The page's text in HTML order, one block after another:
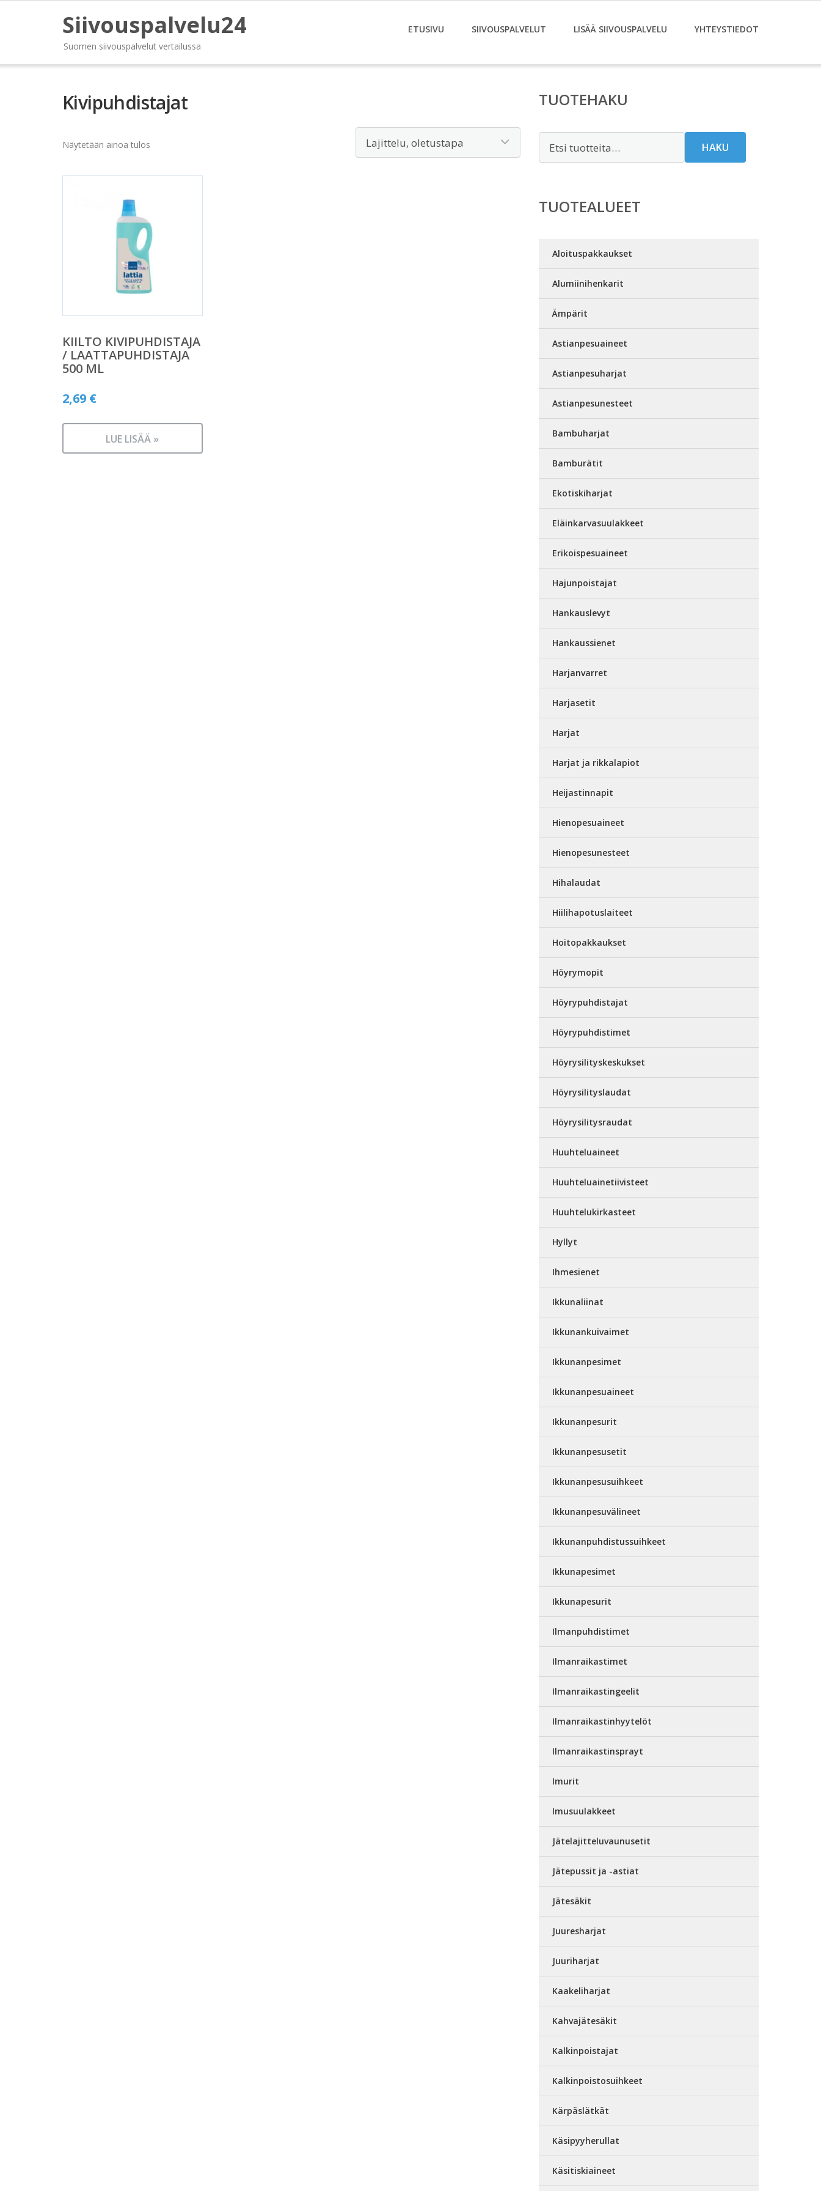
Siivouspalvelu24
Suomen siivouspalvelut vertailussa
ETUSIVU SIIVOUSPALVELUT LISÄÄ SIIVOUSPALVELU YHTEYSTIEDOT
Kivipuhdistajat
Näytetään ainoa tulos
KIILTO KIVIPUHDISTAJA
/ LAATTAPUHDISTAJA
500 ML
2,69 €
LUE LISÄÄ »
TUOTEHAKU
HAKU
TUOTEALUEET
Aloituspakkaukset
Alumiinihenkarit
Ämpärit
Astianpesuaineet
Astianpesuharjat
Astianpesunesteet
Bambuharjat
Bamburätit
Ekotiskiharjat
Eläinkarvasuulakkeet
Erikoispesuaineet
Hajunpoistajat
Hankauslevyt
Hankaussienet
Harjanvarret
Harjasetit
Harjat
Harjat ja rikkalapiot
Heijastinnapit
Hienopesuaineet
Hienopesunesteet
Hihalaudat
Hiilihapotuslaiteet
Hoitopakkaukset
Höyrymopit
Höyrypuhdistajat
Höyrypuhdistimet
Höyrysilityskeskukset
Höyrysilityslaudat
Höyrysilitysraudat
Huuhteluaineet
Huuhteluainetiivisteet
Huuhtelukirkasteet
Hyllyt
Ihmesienet
Ikkunaliinat
Ikkunankuivaimet
Ikkunanpesimet
Ikkunanpesuaineet
Ikkunanpesurit
Ikkunanpesusetit
Ikkunanpesusuihkeet
Ikkunanpesuvälineet
Ikkunanpuhdistussuihkeet
Ikkunapesimet
Ikkunapesurit
Ilmanpuhdistimet
Ilmanraikastimet
Ilmanraikastingeelit
Ilmanraikastinhyytelöt
Ilmanraikastinsprayt
Imurit
Imusuulakkeet
Jätelajitteluvaunusetit
Jätepussit ja -astiat
Jätesäkit
Juuresharjat
Juuriharjat
Kaakeliharjat
Kahvajätesäkit
Kalkinpoistajat
Kalkinpoistosuihkeet
Kärpäslätkät
Käsipyyherullat
Käsitiskiaineet